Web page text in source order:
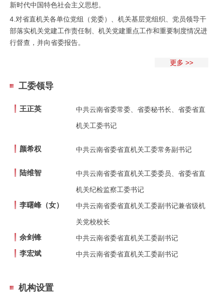
新时代中国特色社会主义思想。
4.对省直机关各单位党组（党委）、机关基层党组织、党员领导干
部落实机关党建工作责任制、机关党建重点工作和重要制度情况进
行督查，并向省委报告。
更多 >>
工委领导
王正英 中共云南省委常委、省委秘书长、省委省直
机关工委书记
颜希权 中共云南省委省直机关工委常务副书记
陆维智 中共云南省委省直机关工委委员、省委省直
机关纪检监察工委书记
李曙峰（女） 中共云南省委省直机关工委副书记兼省级机
关党校校长
余剑锋 中共云南省委省直机关工委副书记
李宏斌 中共云南省委省直机关工委副书记
机构设置